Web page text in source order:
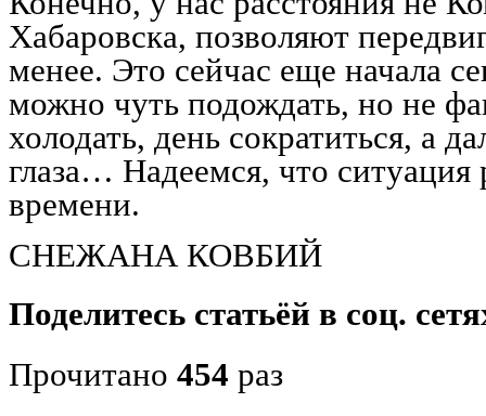
Хабаровска, позволяют
менее. Это сейчас еще начала
можно чуть подождать, но не
холодать, день сократиться, а
глаза… Надеемся, что ситуация
времени.
СНЕЖАНА КОВБИЙ
Поделитесь статьёй в соц.
Прочитано 454 раз